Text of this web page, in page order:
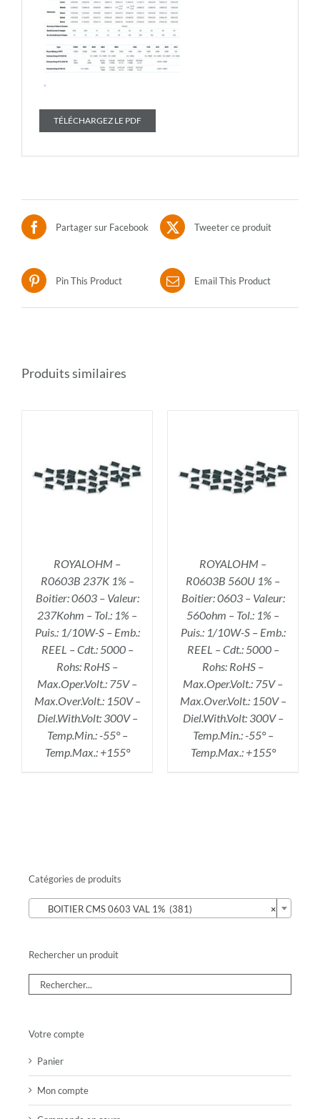
TÉLÉCHARGEZ LE PDF
Partager sur Facebook Tweeter ce produit
Pin This Product Email This Product
Produits similaires
ROYALOHM –
R0603B 237K 1% –
Boitier: 0603 – Valeur:
237Kohm – Tol.: 1% –
Puis.: 1/10W-S – Emb.:
REEL – Cdt.: 5000 –
Rohs: RoHS –
Max.Oper.Volt.: 75V –
Max.Over.Volt.: 150V –
Diel.With.Volt: 300V –
Temp.Min.: -55° –
Temp.Max.: +155°
AJOUTER AU PANIER
/
DÉTAILS
ROYALOHM –
R0603B 560U 1% –
Boitier: 0603 – Valeur:
560ohm – Tol.: 1% –
Puis.: 1/10W-S – Emb.:
REEL – Cdt.: 5000 –
Rohs: RoHS –
Max.Oper.Volt.: 75V –
Max.Over.Volt.: 150V –
Diel.With.Volt: 300V –
Temp.Min.: -55° –
Temp.Max.: +155°
Catégories de produits
×
BOITIER CMS 0603 VAL 1% (381)
Rechercher un produit
Votre compte
Panier
Mon compte